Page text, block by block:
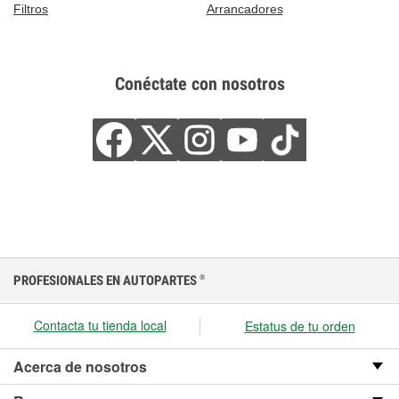
Filtros
Arrancadores
Conéctate con nosotros
PROFESIONALES EN AUTOPARTES ®
Contacta tu tienda local Estatus de tu orden
Acerca de nosotros